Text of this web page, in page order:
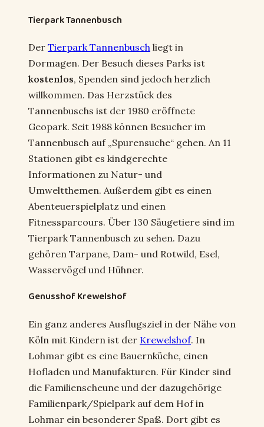
Tierpark Tannenbusch
Der Tierpark Tannenbusch liegt in
Dormagen. Der Besuch dieses Parks ist
kostenlos, Spenden sind jedoch herzlich
willkommen. Das Herzstück des
Tannenbuschs ist der 1980 eröffnete
Geopark. Seit 1988 können Besucher im
Tannenbusch auf „Spurensuche“ gehen. An 11
Stationen gibt es kindgerechte
Informationen zu Natur- und
Umweltthemen. Außerdem gibt es einen
Abenteuerspielplatz und einen
Fitnessparcours. Über 130 Säugetiere sind im
Tierpark Tannenbusch zu sehen. Dazu
gehören Tarpane, Dam- und Rotwild, Esel,
Wasservögel und Hühner.
Genusshof Krewelshof
Ein ganz anderes Ausflugsziel in der Nähe von
Köln mit Kindern ist der Krewelshof. In
Lohmar gibt es eine Bauernküche, einen
Hofladen und Manufakturen. Für Kinder sind
die Familienscheune und der dazugehörige
Familienpark/Spielpark auf dem Hof in
Lohmar ein besonderer Spaß. Dort gibt es